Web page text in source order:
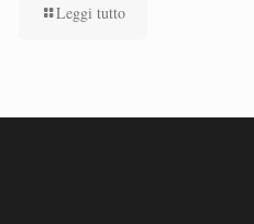
Leggi tutto